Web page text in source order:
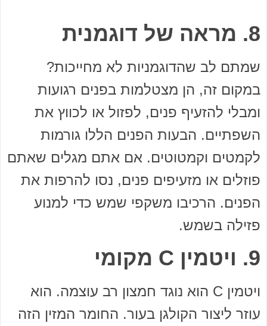
8. מראה של דוגמנית
שמתם לב שהדוגמניות לא מחייכות?
במקום זה, הן מצטלמות בפנים רגועות
ומבלי להזעיף פנים, לפזול או לכווץ את
השפתיים. הבעות הפנים הללו גורמות
לקמטים וקמטוטים. אם אתם מגלים שאתם
פוזלים או מזעיפים פנים, נסו להרפות את
הפנים. הרכיבו משקפי שמש כדי למנוע
פזילה בשמש.
9. ויטמין C מקומי
ויטמין C הוא נוגד חמצון רב עוצמה. הוא
עוזר ליצור הקולגן בעור. החומר המזין הזה